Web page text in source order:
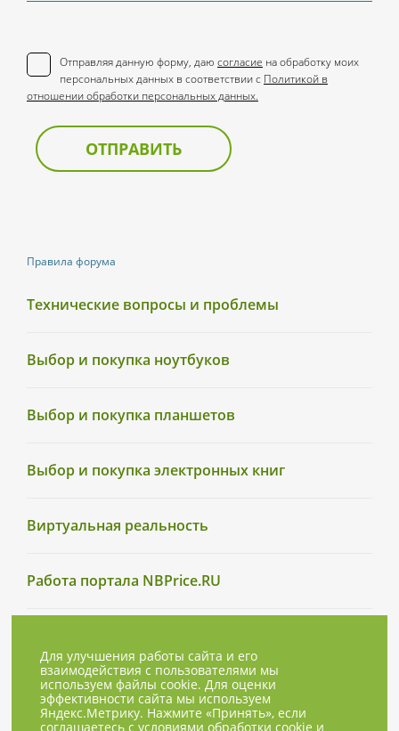
Правила форума
Технические вопросы и проблемы
Выбор и покупка ноутбуков
Выбор и покупка планшетов
Выбор и покупка электронных книг
Виртуальная реальность
Работа портала NBPrice.RU
Отправляя данную форму, даю согласие на обработку моих
персональных данных в соответствии с Политикой в
отношении обработки персональных данных.
ОТПРАВИТЬ
Для улучшения работы сайта и его
взаимодействия с пользователями мы
используем файлы cookie. Для оценки
эффективности сайта мы используем
Яндекс.Метрику. Нажмите «Принять», если
соглашаетесь с условиями обработки cookie и